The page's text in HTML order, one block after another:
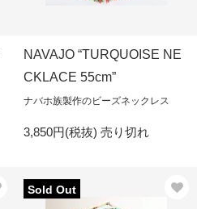
NAVAJO “TURQUOISE NE
CKLACE 55cm”
ナバホ族製作のビーズネックレス
3,850円(税抜) 売り切れ
Sold Out